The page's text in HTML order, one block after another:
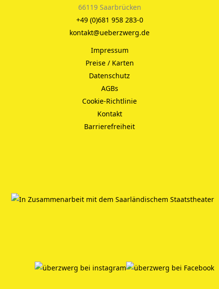
66119 Saarbrücken
+49 (0)681 958 283-0
kontakt@ueberzwerg.de
Impressum
Preise / Karten
Datenschutz
AGBs
Cookie-Richtlinie
Kontakt
Barrierefreiheit